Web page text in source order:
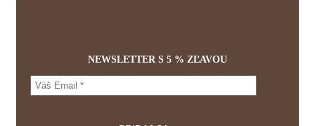
NEWSLETTER S 5 % ZĽAVOU